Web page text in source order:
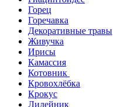
Горец
Горечавка
Декоративные травы
Живучка
Ирисы
Камассия
Котовник
Кровохлёбка
Крокус
Лилейник